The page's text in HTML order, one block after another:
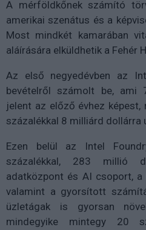
A mérföldkőnek számító
amerikai szenátus és a
Most mindkét kamarában
aláírására elküldhetik a Fehér
Az első negyedévben az
bevételről számolt be, ami
jelent az előző évhez
százalékkal 8 milliárd dollárra
Ezen belül az Intel
százalékkal, 283 millió
adatközpont és AI csoport,
valamint a gyorsított
üzletágak is gyorsan
mindegyike mintegy 20